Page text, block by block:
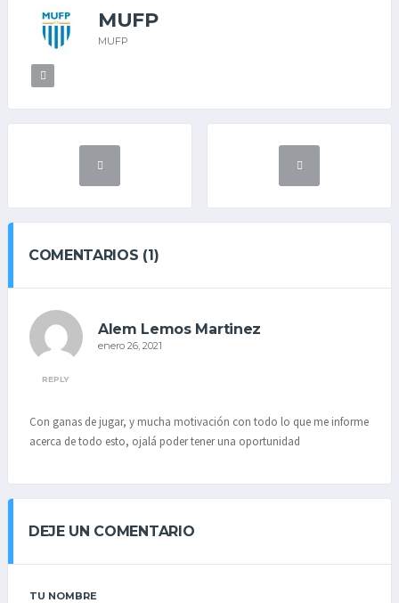
MUFP
MUFP
COMENTARIOS (1)
Alem Lemos Martinez
enero 26, 2021
REPLY
Con ganas de jugar, y mucha motivación con todo lo que me informe
acerca de todo esto, ojalá poder tener una oportunidad
DEJE UN COMENTARIO
TU NOMBRE